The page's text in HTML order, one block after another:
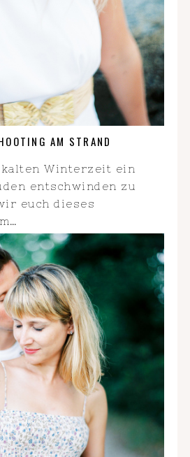
AM STRAND
kalten Winterzeit ein
entschwinden zu
euch dieses